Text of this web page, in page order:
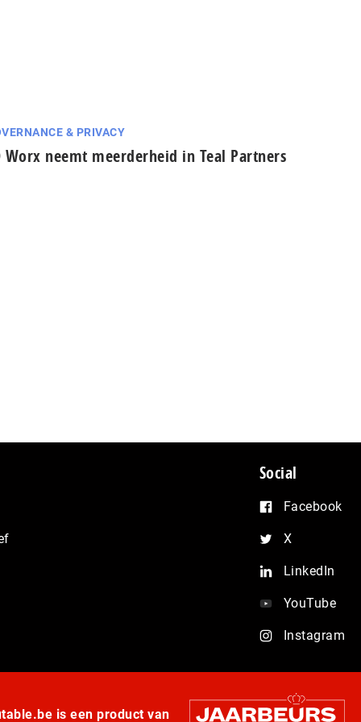
& PRIVACY
Worx neemt meerderheid in Teal Partners
Social
Facebook
X
LinkedIn
YouTube
Instagram
is een product van